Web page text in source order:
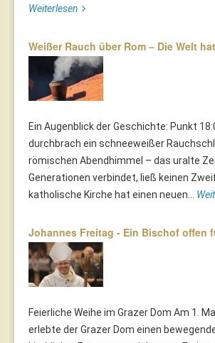
Weiterlesen
Weißer Rauch über Rom – Die Welt
Ein Augenblick der Geschichte: Punkt
durchbrach ein schneeweißer
römischen Abendhimmel – das uralte
Generationen verbindet, ließ keinen
katholische Kirche hat einen neuen...
Johannes Freitag - Ein Bischof offen
Feierliche Weihe im Grazer Dom Am 1.
erlebte der Grazer Dom einen